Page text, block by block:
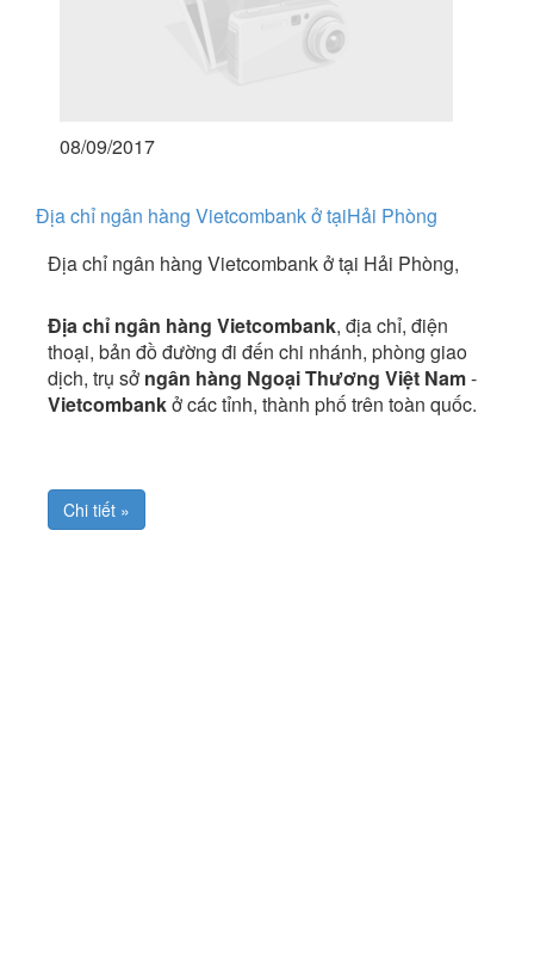
08/09/2017
Địa chỉ ngân hàng Vietcombank ở tạiHải Phòng
Địa chỉ ngân hàng Vietcombank ở tại Hải Phòng,
Địa chỉ ngân hàng Vietcombank, địa chỉ, điện
thoại, bản đồ đường đi đến chi nhánh, phòng giao
dịch, trụ sở ngân hàng Ngoại Thương Việt Nam-
Vietcombankở các tỉnh, thành phố trên toàn quốc.
Chi tiết »